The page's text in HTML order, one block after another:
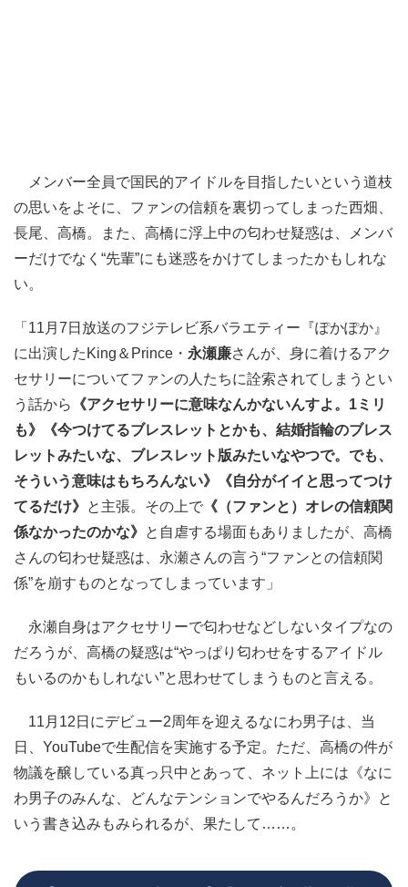
メンバー全員で国民的アイドルを目指したいという道枝
の思いをよそに、ファンの信頼を裏切ってしまった西畑、
長尾、高橋。また、高橋に浮上中の匂わせ疑惑は、メンバ
ーだけでなく“先輩”にも迷惑をかけてしまったかもしれな
い。
「11月7日放送のフジテレビ系バラエティー『ぽかぽか』
に出演したKing＆Prince・ 永瀬廉さんが、身に着けるアク
セサリーについてファンの人たちに詮索されてしまうとい
う話から
《アクセサリーに意味なんかないんすよ。1ミリ
も》《今つけてるブレスレットとかも、結婚指輪のブレス
レットみたいな、ブレスレット版みたいなやつで。でも、
そういう意味はもちろんない》《自分がイイと思ってつけ
てるだけ》 と主張。その上で 《（ファンと）オレの信頼関
係なかったのかな》 と自虐する場面もありましたが、高橋
さんの匂わせ疑惑は、永瀬さんの言う“ファンとの信頼関
係”を崩すものとなってしまっています」
永瀬自身はアクセサリーで匂わせなどしないタイプなの
だろうが、高橋の疑惑は“やっぱり匂わせをするアイドル
もいるのかもしれない”と思わせてしまうものと言える。
11月12日にデビュー2周年を迎えるなにわ男子は、当
日、YouTubeで生配信を実施する予定。ただ、高橋の件が
物議を醸している真っ只中とあって、ネット上には《なに
わ男子のみんな、どんなテンションでやるんだろうか》と
いう書き込みもみられるが、果たして……。